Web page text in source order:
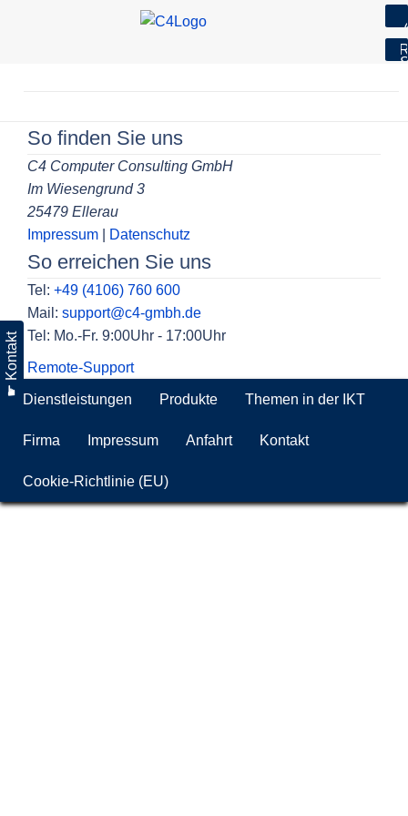
☛ Kontakt
So finden Sie uns
C4 Computer Consulting GmbH
Im Wiesengrund 3
25479 Ellerau
Impressum
Datenschutz
So erreichen Sie uns
Tel: +49 (4106) 760 600
Mail: support@c4-gmbh.de
Tel: Mo.-Fr. 9:00Uhr - 17:00Uhr
Remote-Support
Dienstleistungen Produkte Themen in der IKT
Firma Impressum Anfahrt Kontakt
Cookie-Richtlinie (EU)